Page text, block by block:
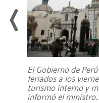
El Gobierno de
feriados a los
turismo interno y
informó el ministro